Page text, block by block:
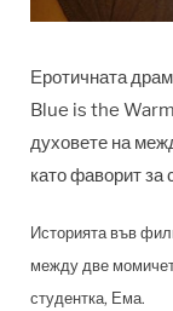
Еротичната
Blue is the
духовете на
като фаворит за
Историята във
между две
студентка, Ема.